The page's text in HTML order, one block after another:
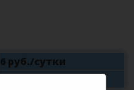
6 руб./сутки